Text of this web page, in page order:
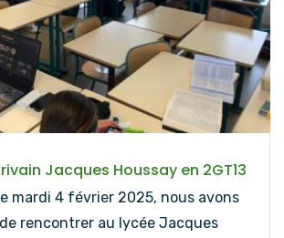
Jacques Houssay en 2GT13
mardi 4 février 2025, nous avons
rencontrer au lycée Jacques